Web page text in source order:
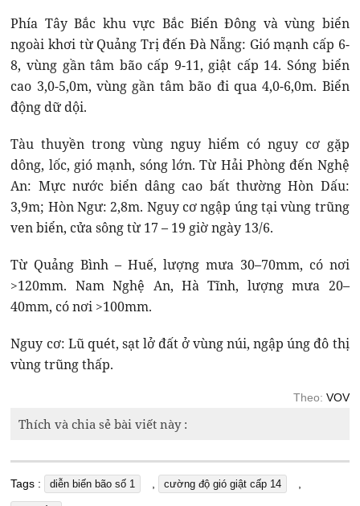
Phía Tây Bắc khu vực Bắc Biển Đông và vùng biển
ngoài khơi từ Quảng Trị đến Đà Nẵng: Gió mạnh cấp 6-
8, vùng gần tâm bão cấp 9-11, giật cấp 14. Sóng biển
cao 3,0-5,0m, vùng gần tâm bão đi qua 4,0-6,0m. Biển
động dữ dội.
Tàu thuyền trong vùng nguy hiểm có nguy cơ gặp
dông, lốc, gió mạnh, sóng lớn. Từ Hải Phòng đến Nghệ
An: Mực nước biển dâng cao bất thường Hòn Dấu:
3,9m; Hòn Ngư: 2,8m. Nguy cơ ngập úng tại vùng trũng
ven biển, cửa sông từ 17 – 19 giờ ngày 13/6.
Từ Quảng Bình – Huế, lượng mưa 30–70mm, có nơi
>120mm. Nam Nghệ An, Hà Tĩnh, lượng mưa 20–
40mm, có nơi >100mm.
Nguy cơ: Lũ quét, sạt lở đất ở vùng núi, ngập úng đô thị
vùng trũng thấp.
Theo: VOV
Thích và chia sẻ bài viết này :
Tags : diễn biến bão số 1 cường độ gió giật cấp 14